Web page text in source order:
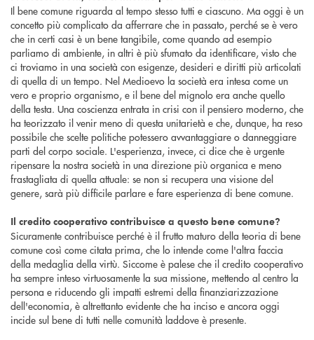
Il bene comune riguarda al tempo stesso tutti e ciascuno. Ma oggi è un
concetto più complicato da afferrare che in passato, perché se è vero
che in certi casi è un bene tangibile, come quando ad esempio
parliamo di ambiente, in altri è più sfumato da identificare, visto che
ci troviamo in una società con esigenze, desideri e diritti più articolati
di quella di un tempo. Nel Medioevo la società era intesa come un
vero e proprio organismo, e il bene del mignolo era anche quello
della testa. Una coscienza entrata in crisi con il pensiero moderno, che
ha teorizzato il venir meno di questa unitarietà e che, dunque, ha reso
possibile che scelte politiche potessero avvantaggiare o danneggiare
parti del corpo sociale. L'esperienza, invece, ci dice che è urgente
ripensare la nostra società in una direzione più organica e meno
frastagliata di quella attuale: se non si recupera una visione del
genere, sarà più difficile parlare e fare esperienza di bene comune.
Il credito cooperativo contribuisce a questo bene comune?
Sicuramente contribuisce perché è il frutto maturo della teoria di bene
comune così come citata prima, che lo intende come l'altra faccia
della medaglia della virtù. Siccome è palese che il credito cooperativo
ha sempre inteso virtuosamente la sua missione, mettendo al centro la
persona e riducendo gli impatti estremi della finanziarizzazione
dell'economia, è altrettanto evidente che ha inciso e ancora oggi
incide sul bene di tutti nelle comunità laddove è presente.